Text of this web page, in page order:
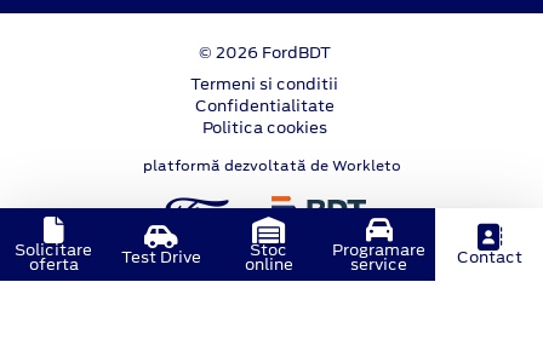
© 2026 FordBDT
Termeni si conditii
Confidentialitate
Politica cookies
platformă dezvoltată de Workleto
Solicitare
oferta Test Drive Stoc
online
Programare
service Contact